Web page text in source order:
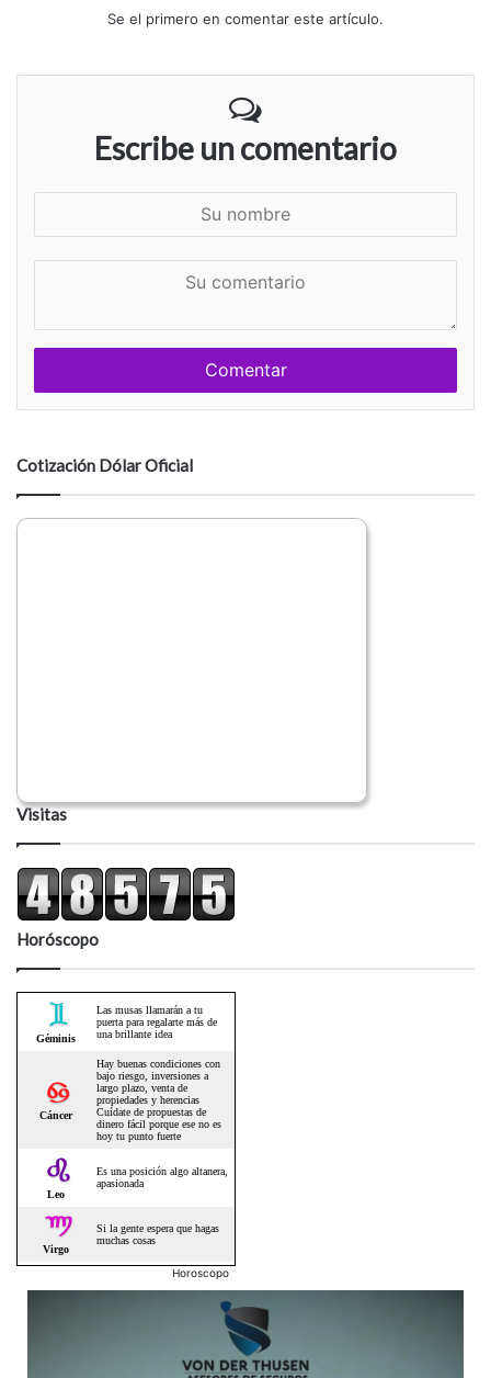
Se el primero en comentar este artículo.
Escribe un comentario
e
n
a
i
o
Cotización Dólar Oficial
Visitas
Horóscopo
Horoscopo